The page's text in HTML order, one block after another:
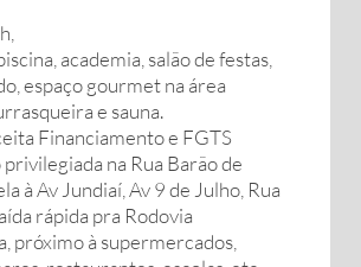
academia, salão de festas,
espaço gourmet na área
e sauna.
Financiamento e FGTS
na Rua Barão de
à Av Jundiaí, Av 9 de Julho, Rua
rápida pra Rodovia
próximo à supermercados,